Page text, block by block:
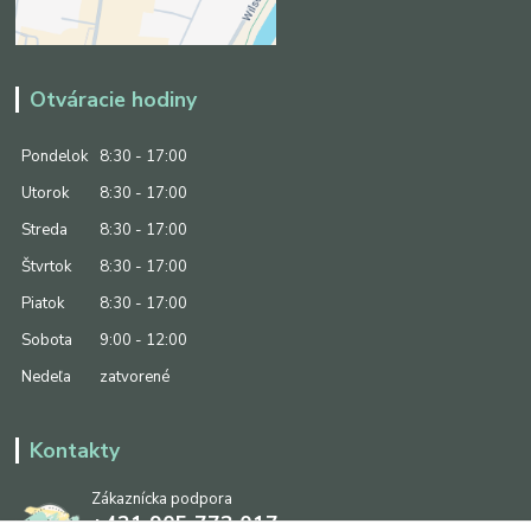
Otváracie hodiny
Pondelok
8:30 - 17:00
Utorok
8:30 - 17:00
Streda
8:30 - 17:00
Štvrtok
8:30 - 17:00
Piatok
8:30 - 17:00
Sobota
9:00 - 12:00
Nedeľa
zatvorené
Kontakty
Zákaznícka podpora